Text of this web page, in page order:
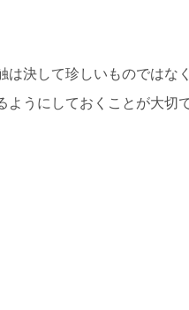
決して珍しいものではな
うにしておくことが大切で